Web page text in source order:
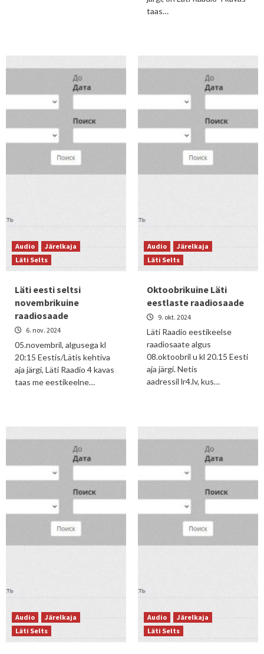
taas…
Audio
Järelkaja
Läti Selts
Läti eesti seltsi
novembrikuine
raadiosaade
6. nov. 2024
05.novembril, algusega kl
20:15 Eestis/Lätis kehtiva
aja järgi, Läti Raadio 4 kavas
taas me eestikeelne…
Audio
Järelkaja
Läti Selts
Oktoobrikuine Läti
eestlaste raadiosaade
9. okt. 2024
Läti Raadio eestikeelse
raadiosaate algus
08.oktoobril u kl 20.15 Eesti
aja järgi. Netis
aadressil lr4.lv, kus…
Audio
Järelkaja
Läti Selts
Audio
Järelkaja
Läti Selts